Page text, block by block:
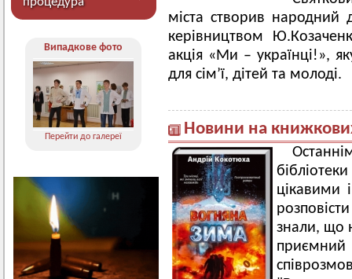
Випадкове фото
Перейти до галереї
міста створив народний
керівництвом
акція «Ми – українці!»,
для сім’ї, дітей та молоді.
Новини на
цікавими
знали, що